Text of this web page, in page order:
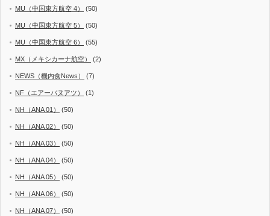
MU（中国東方航空 4） (50)
MU（中国東方航空 5） (50)
MU（中国東方航空 6） (55)
MX（メキシカーナ航空） (2)
NEWS（機内食News） (7)
NF（エアーバヌアツ） (1)
NH（ANA 01） (50)
NH（ANA 02） (50)
NH（ANA 03） (50)
NH（ANA 04） (50)
NH（ANA 05） (50)
NH（ANA 06） (50)
NH（ANA 07） (50)